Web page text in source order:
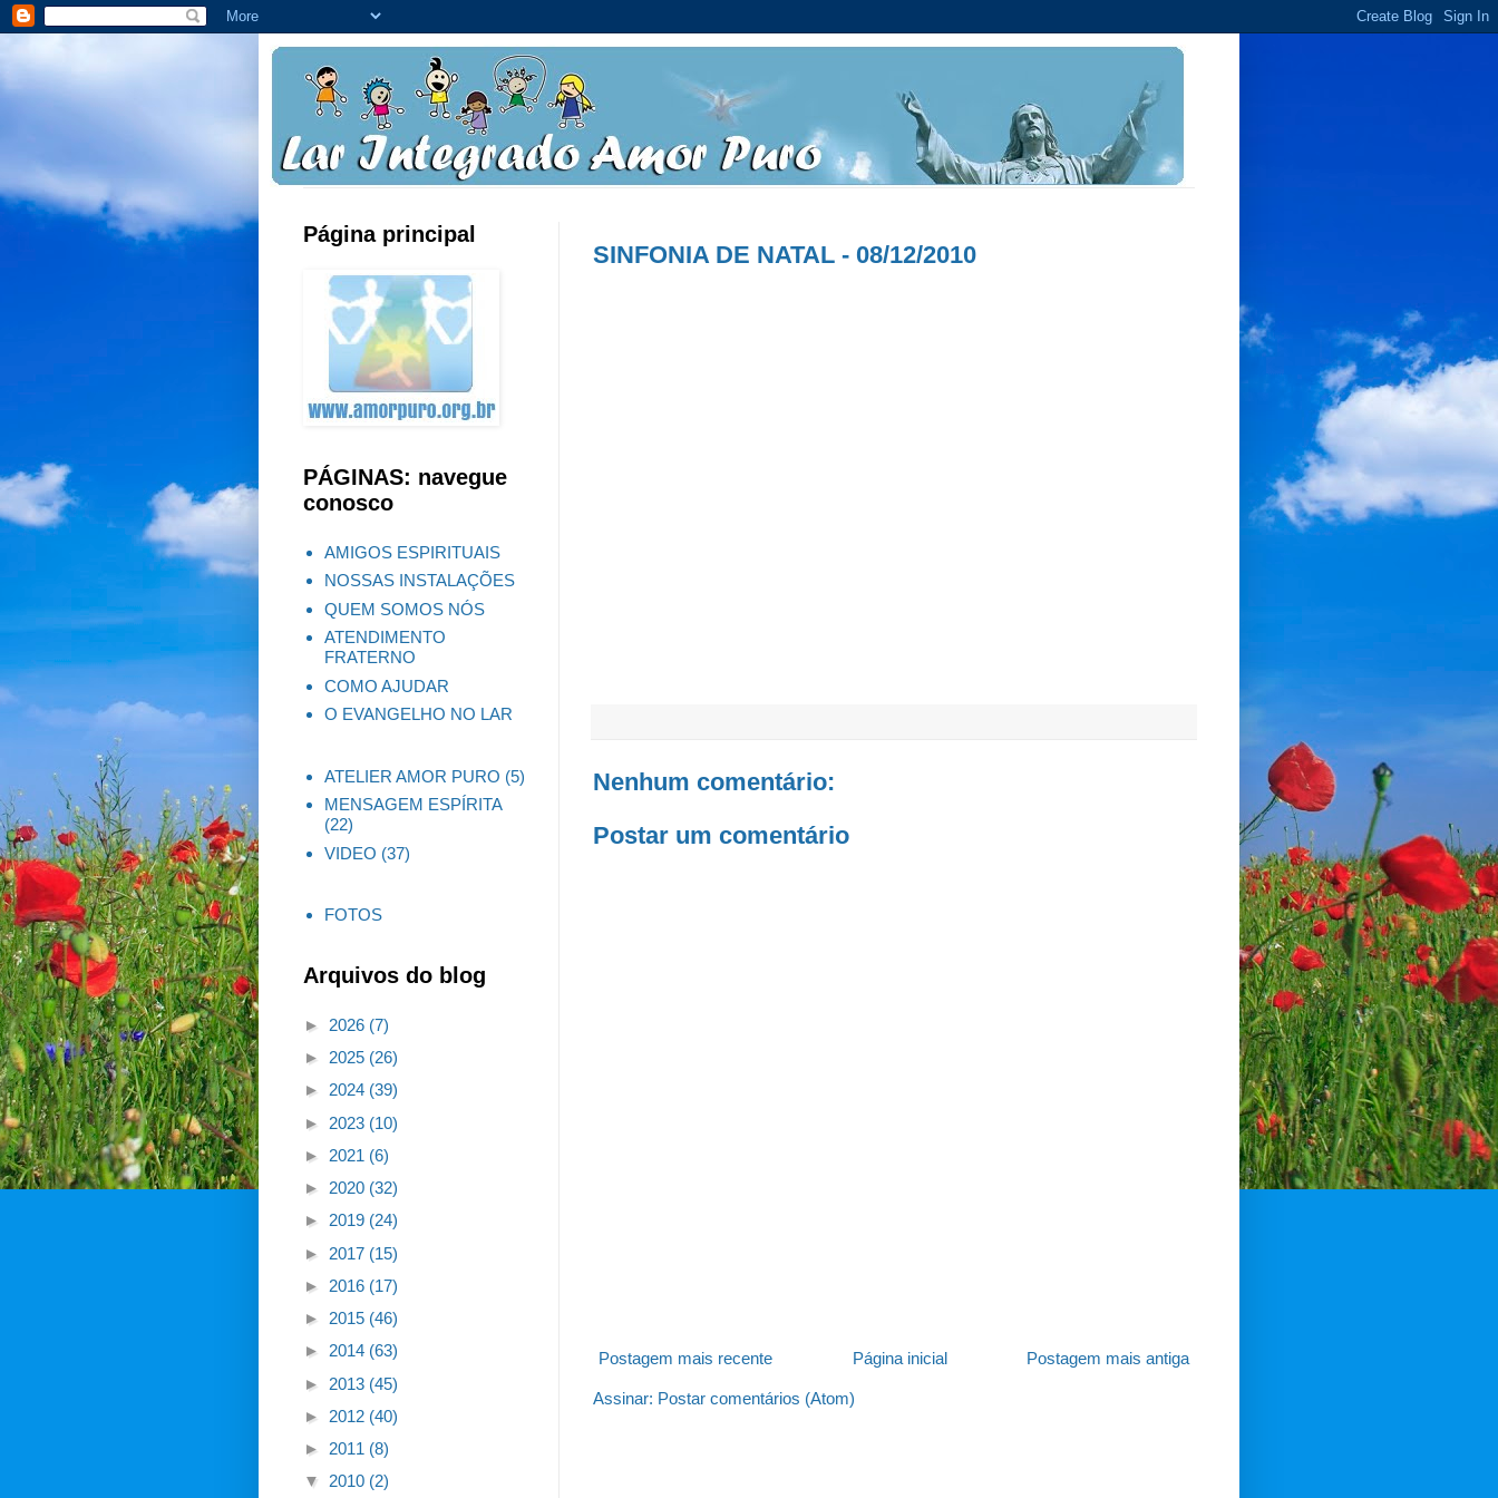
SINFONIA DE NATAL - 08/12/2010
Nenhum comentário:
Postar um comentário
Postagem mais recente Postagem mais antiga
Página inicial
Assinar: Postar comentários (Atom)
Página principal
PÁGINAS: navegue
conosco
AMIGOS ESPIRITUAIS
NOSSAS INSTALAÇÕES
QUEM SOMOS NÓS
ATENDIMENTO
FRATERNO
COMO AJUDAR
O EVANGELHO NO LAR
ATELIER AMOR PURO (5)
MENSAGEM ESPÍRITA
(22)
VIDEO (37)
FOTOS
Arquivos do blog
► 2026 (7)
► 2025 (26)
► 2024 (39)
► 2023 (10)
► 2021 (6)
► 2020 (32)
► 2019 (24)
► 2017 (15)
► 2016 (17)
► 2015 (46)
► 2014 (63)
► 2013 (45)
► 2012 (40)
► 2011 (8)
▼ 2010 (2)